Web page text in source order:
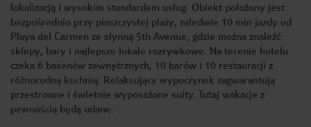
lokalizacją i wysokim standardem usług. Obiekt położony jest
bezpośrednio przy piaszczystej plaży, zaledwie 10 min jazdy od
Playa del Carmen ze słynną 5th Avenue, gdzie można znaleźć
sklepy, bary i najlepsze lokale rozrywkowe. Na terenie hotelu
czeka 6 basenów zewnętrznych, 10 barów i 10 restauracji z
różnorodną kuchnią. Relaksujący wypoczynek zagwarantują
przestronne i świetnie wyposażone suity. Tutaj wakacje z
pewnością będą udane.